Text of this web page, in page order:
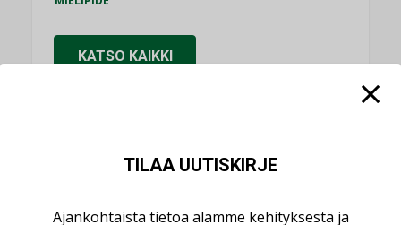
KATSO KAIKKI
NIMITYKSET
Consti
TILAA UUTISKIRJE
Ajankohtaista tietoa alamme kehityksestä ja